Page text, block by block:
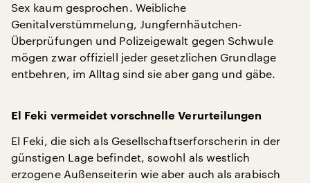
Sex kaum gesprochen. Weibliche
Genitalverstümmelung, Jungfernhäutchen-
Überprüfungen und Polizeigewalt gegen Schwule
mögen zwar offiziell jeder gesetzlichen Grundlage
entbehren, im Alltag sind sie aber gang und gäbe.
El Feki vermeidet vorschnelle Verurteilungen
El Feki, die sich als Gesellschaftserforscherin in der
günstigen Lage befindet, sowohl als westlich
erzogene Außenseiterin wie aber auch als arabisch